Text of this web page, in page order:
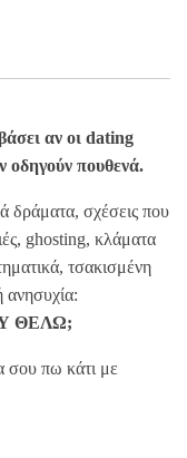
αν οι dating
οδηγούν πουθενά.
δράματα, σχέσεις που
ghosting, κλάματα
τσακισμένη
ανησυχία:
ΘΕΛΩ;
σου πω κάτι με